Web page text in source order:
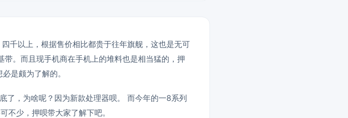
千以上，根据售价相比都贵于往年旗舰，这也是无可
。而且现手机商在手机上的堆料也是相当猛的，押
是颇为了解的。
了，为啥呢？因为新款处理器呗。 而今年的一8系列
不少，押呗带大家了解下吧。